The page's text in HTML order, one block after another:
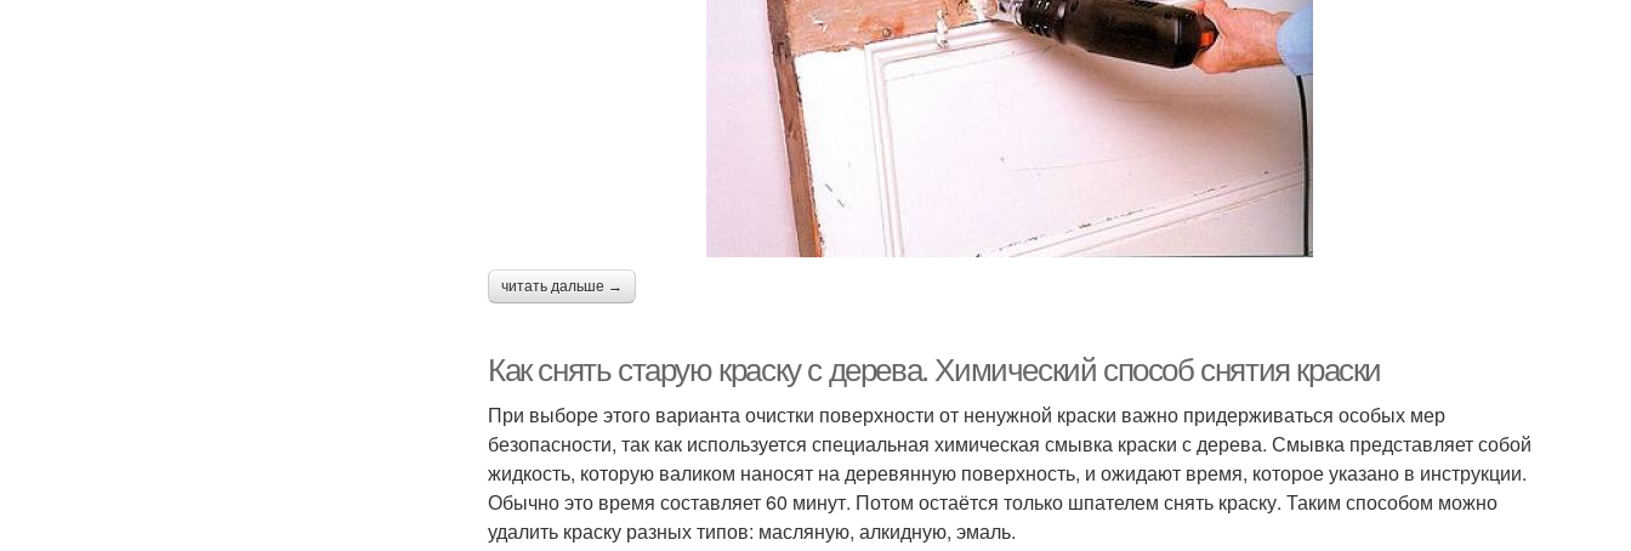
читать дальше →
Как снять старую краску с дерева. Химический способ снятия краски
При выборе этого варианта очистки поверхности от ненужной краски важно придерживаться особых мер
безопасности, так как используется специальная химическая смывка краски с дерева. Смывка представляет собой
жидкость, которую валиком наносят на деревянную поверхность, и ожидают время, которое указано в инструкции.
Обычно это время составляет 60 минут. Потом остаётся только шпателем снять краску. Таким способом можно
удалить краску разных типов: масляную, алкидную, эмаль.